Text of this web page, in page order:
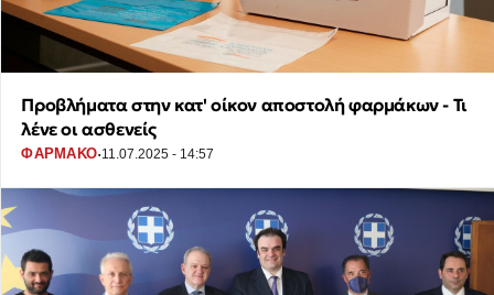
Προβλήματα στην κατ' οίκον αποστολή φαρμάκων - Τι
λένε οι ασθενείς
ΦΑΡΜΑΚΟ·11.07.2025 - 14:57